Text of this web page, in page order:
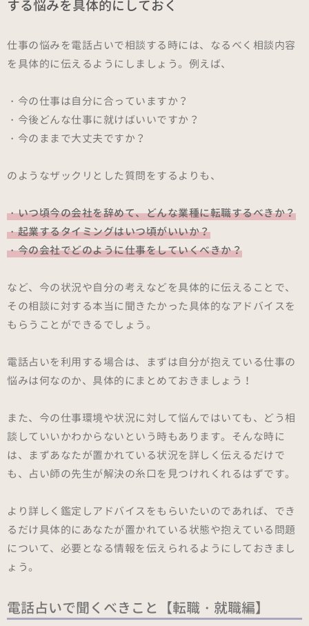
する悩みを具体的にしておく
仕事の悩みを電話占いで相談する時には、なるべく相談内容
を具体的に伝えるようにしましょう。例えば、
・今の仕事は自分に合っていますか？
・今後どんな仕事に就けばいいですか？
・今のままで大丈夫ですか？
のようなザックリとした質問をするよりも、
・いつ頃今の会社を辞めて、どんな業種に転職するべきか？
・起業するタイミングはいつ頃がいいか？
・今の会社でどのように仕事をしていくべきか？
など、今の状況や自分の考えなどを具体的に伝えることで、
その相談に対する本当に聞きたかった具体的なアドバイスを
もらうことができるでしょう。
電話占いを利用する場合は、まずは自分が抱えている仕事の
悩みは何なのか、具体的にまとめておきましょう！
また、今の仕事環境や状況に対して悩んではいても、どう相
談していいかわからないという時もあります。そんな時に
は、まずあなたが置かれている状況を詳しく伝えるだけで
も、占い師の先生が解決の糸口を見つけれくれるはずです。
より詳しく鑑定しアドバイスをもらいたいのであれば、でき
るだけ具体的にあなたが置かれている状態や抱えている問題
について、必要となる情報を伝えられるようにしておきまし
ょう。
電話占いで聞くべきこと【転職・就職編】